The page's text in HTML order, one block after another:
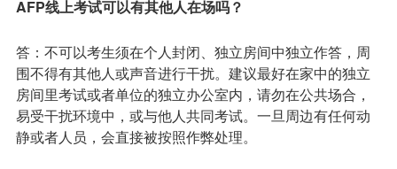
AFP线上考试可以有其他人在场吗？
答：不可以考生须在个人封闭、独立房间中独立作答，周
围不得有其他人或声音进行干扰。建议最好在家中的独立
房间里考试或者单位的独立办公室内，请勿在公共场合，
易受干扰环境中，或与他人共同考试。一旦周边有任何动
静或者人员，会直接被按照作弊处理。